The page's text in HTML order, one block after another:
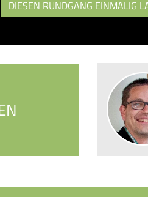
DIESEN RUNDGANG EINMALIG